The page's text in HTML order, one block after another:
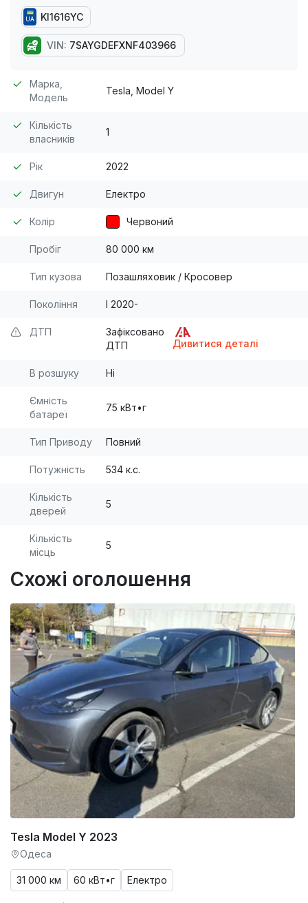
UA KI1616YC
VIN: 7SAYGDEFXNF403966
Марка,
Модель
Tesla, Model Y
Кількість
власників
1
Рік 2022
Двигун Електро
Колір Червоний
Пробіг 80 000 км
Тип кузова Позашляховик / Кросовер
Покоління I 2020-
ДТП
Зафіксовано
ДТП
Дивитися деталі
В розшуку Ні
Ємність
батареї
75 кВт•г
Тип Приводу Повний
Потужність 534 к.с.
Кількість
дверей
5
Кількість
місць
5
Схожі оголошення
Tesla Model Y 2023
Одеса
31 000 км 60 кВт•г Електро